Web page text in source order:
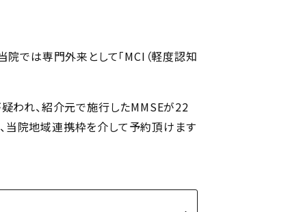
院では専門外来として「MCI（軽度認知
われ、紹介元で施行したMMSEが22
当院地域連携枠を介して予約頂けます